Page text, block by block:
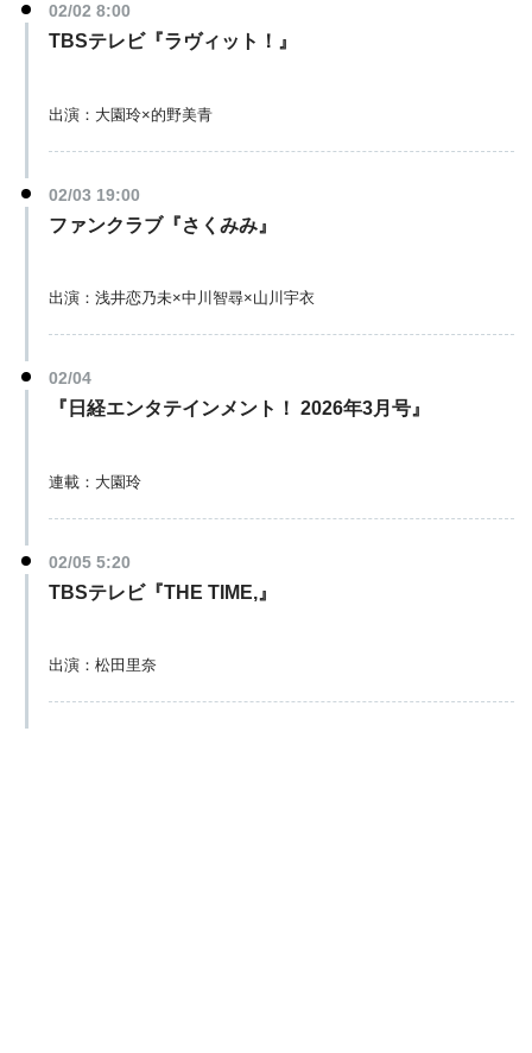
02/02 8:00
TBSテレビ『ラヴィット！』
出演：大園玲×的野美青
02/03 19:00
ファンクラブ『さくみみ』
出演：浅井恋乃未×中川智尋×山川宇衣
02/04
『日経エンタテインメント！ 2026年3月号』
連載：大園玲
02/05 5:20
TBSテレビ『THE TIME,』
出演：松田里奈